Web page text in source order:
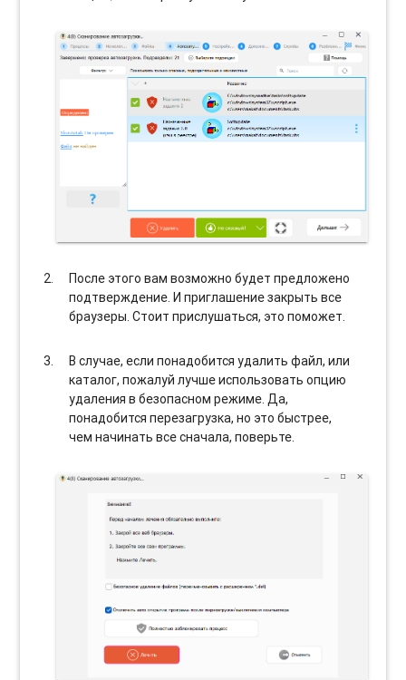
После этого вам возможно будет предложено
подтверждение. И приглашение закрыть все
браузеры. Стоит прислушаться, это поможет.
В случае, если понадобится удалить файл, или
каталог, пожалуй лучше использовать опцию
удаления в безопасном режиме. Да,
понадобится перезагрузка, но это быстрее,
чем начинать все сначала, поверьте.